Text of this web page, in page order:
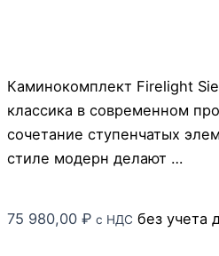
Каминокомплект Firelight
классика в современном
сочетание ступенчатых
стиле модерн делают …
75 980,00 ₽ с НДС без учета